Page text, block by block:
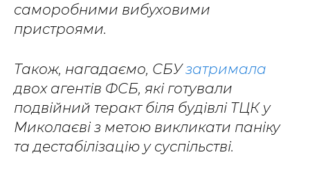
саморобними вибуховими
пристроями.
Також, нагадаємо, СБУзатримала
двох агентів ФСБ, які готували
подвійний теракт біля будівлі ТЦК у
Миколаєві з метою викликати паніку
та дестабілізацію у суспільстві.